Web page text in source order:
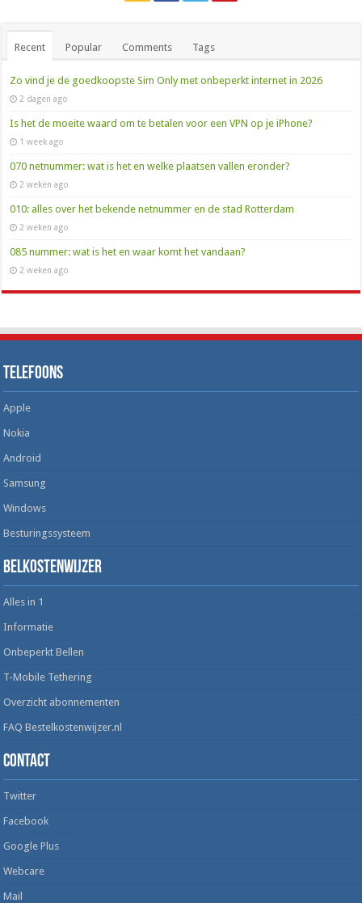
Recent Popular Comments Tags
Zo vind je de goedkoopste Sim Only met onbeperkt internet in 2026
2 dagen ago
Is het de moeite waard om te betalen voor een VPN op je iPhone?
1 week ago
070 netnummer: wat is het en welke plaatsen vallen eronder?
2 weken ago
010: alles over het bekende netnummer en de stad Rotterdam
2 weken ago
085 nummer: wat is het en waar komt het vandaan?
2 weken ago
Telefoons
Apple
Nokia
Android
Samsung
Windows
Besturingssysteem
Belkostenwijzer
Alles in 1
Informatie
Onbeperkt Bellen
T-Mobile Tethering
Overzicht abonnementen
FAQ Bestelkostenwijzer.nl
Contact
Twitter
Facebook
Google Plus
Webcare
Mail